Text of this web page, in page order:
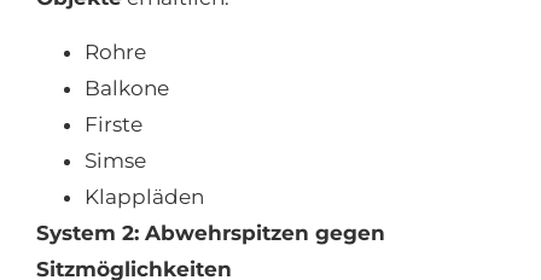
Rohre
Balkone
Firste
Simse
Klappläden
System 2: Abwehrspitzen gegen
Sitzmöglichkeiten